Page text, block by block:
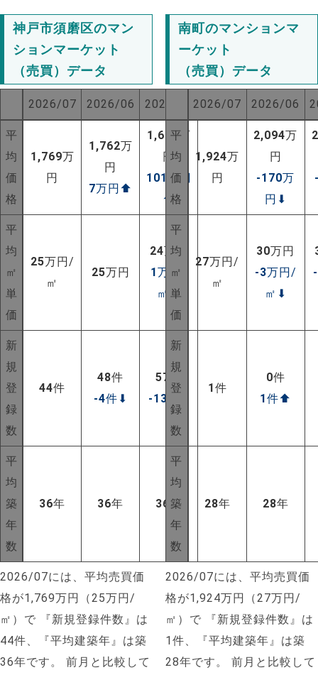
神戸市須磨区のマン
ションマーケット
（売買）データ
2026/07 2026/06 2025/07
平
均
価
格
1,769万
円
1,762万
円
7万円 ⬆
1,668万
円
101 万円
⬆
平
均
㎡
単
価
25万円/
㎡
25万円
24万円
1万円/
㎡ ⬆
新
規
登
録
数
44件
48件
-4件 ⬇
57
件
-13
平
均
築
年
数
36年 36年 36 年
2026/07には、平均売買価
格が1,769万円（25万円/
㎡）で 『新規登録件数』は
44件、『平均建築年』は築
36年です。
前月と比較して
南町のマンションマ
ーケット
（売買）データ
2026/07 2026/06
平
均
価
格
1,924万
円
2,094万
円
-170万
円 ⬇
平
均
㎡
単
価
27万円/
㎡
30万円
-3万円/
㎡ ⬇
新
規
登
録
数
1件
0件
1件⬆
平
均
築
年
数
28年 28年
2026/07には、平均売買価
格が1,924万円（27万円/
㎡）で 『新規登録件数』は
1件、『平均建築年』は築
28年です。
前月と比較して